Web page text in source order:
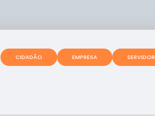
CIDADÃO EMPRESA SERVIDOR